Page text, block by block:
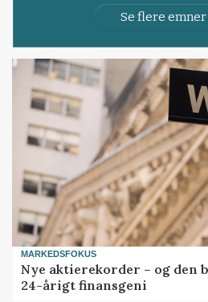
Se flere
MARKEDSFOKUS
Nye aktierekorder – og den
24-årigt finansgeni